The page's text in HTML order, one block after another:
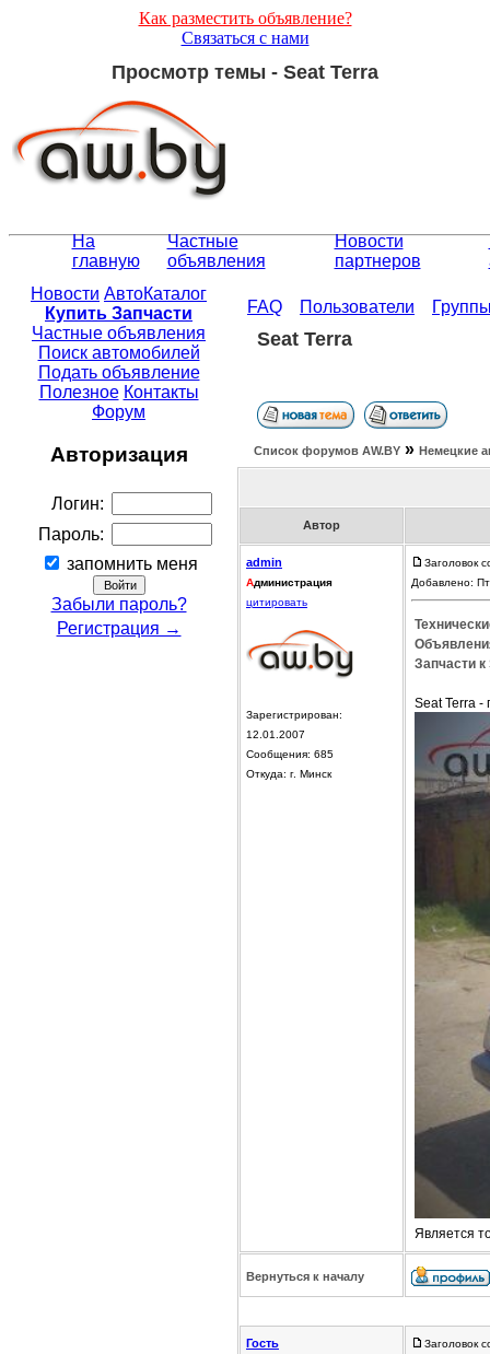
Как разместить объявление?
Связаться с нами
Просмотр темы - Seat Terra
На
главную
Частные
объявления
Новости
партнеров
Новости АвтоКаталог
Купить Запчасти
Частные объявления
Поиск автомобилей
Подать объявление
Полезное Контакты
Форум
Авторизация
Логин:
Пароль:
запомнить меня
Забыли пароль?
Регистрация →
FAQ Пользователи
Seat Terra
Список форумов АW.BY » Немецкие
Автор
admin
Администрация
цитировать
Зарегистрирован:
12.01.2007
Сообщения: 685
Откуда: г. Минск
Заголовок
Добавлено:
Запчасти к
Seat Terra -
Является
Вернуться к началу
Гость
Заголовок